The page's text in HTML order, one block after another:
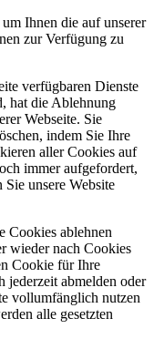
Ihnen die auf unserer
zur Verfügung zu
verfügbaren Dienste
hat die Ablehnung
Webseite. Sie
indem Sie Ihre
aller Cookies auf
immer aufgefordert,
unsere Website
Cookies ablehnen
wieder nach Cookies
Cookie für Ihre
jederzeit abmelden oder
vollumfänglich nutzen
alle gesetzten